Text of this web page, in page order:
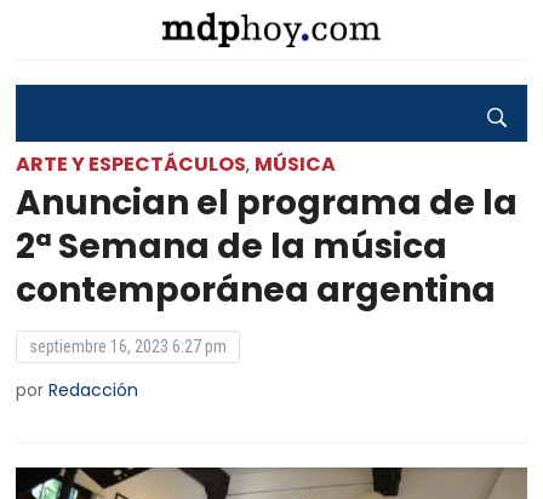
ARTE Y ESPECTÁCULOS, MÚSICA
Anuncian el programa de la
2ª Semana de la música
contemporánea argentina
septiembre 16, 2023 6:27 pm
porRedacción